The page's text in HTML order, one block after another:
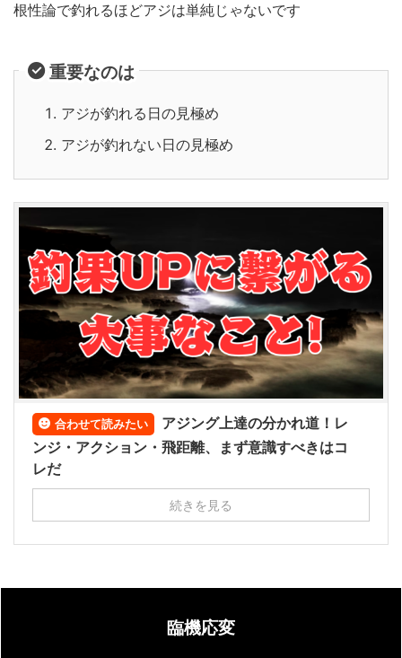
根性論で釣れるほどアジは単純じゃないです
重要なのは
アジが釣れる日の見極め
アジが釣れない日の見極め
合わせて読みたい
アジング上達の分かれ道！レ
ンジ・アクション・飛距離、まず意識すべきはコ
レだ
続きを見る
臨機応変